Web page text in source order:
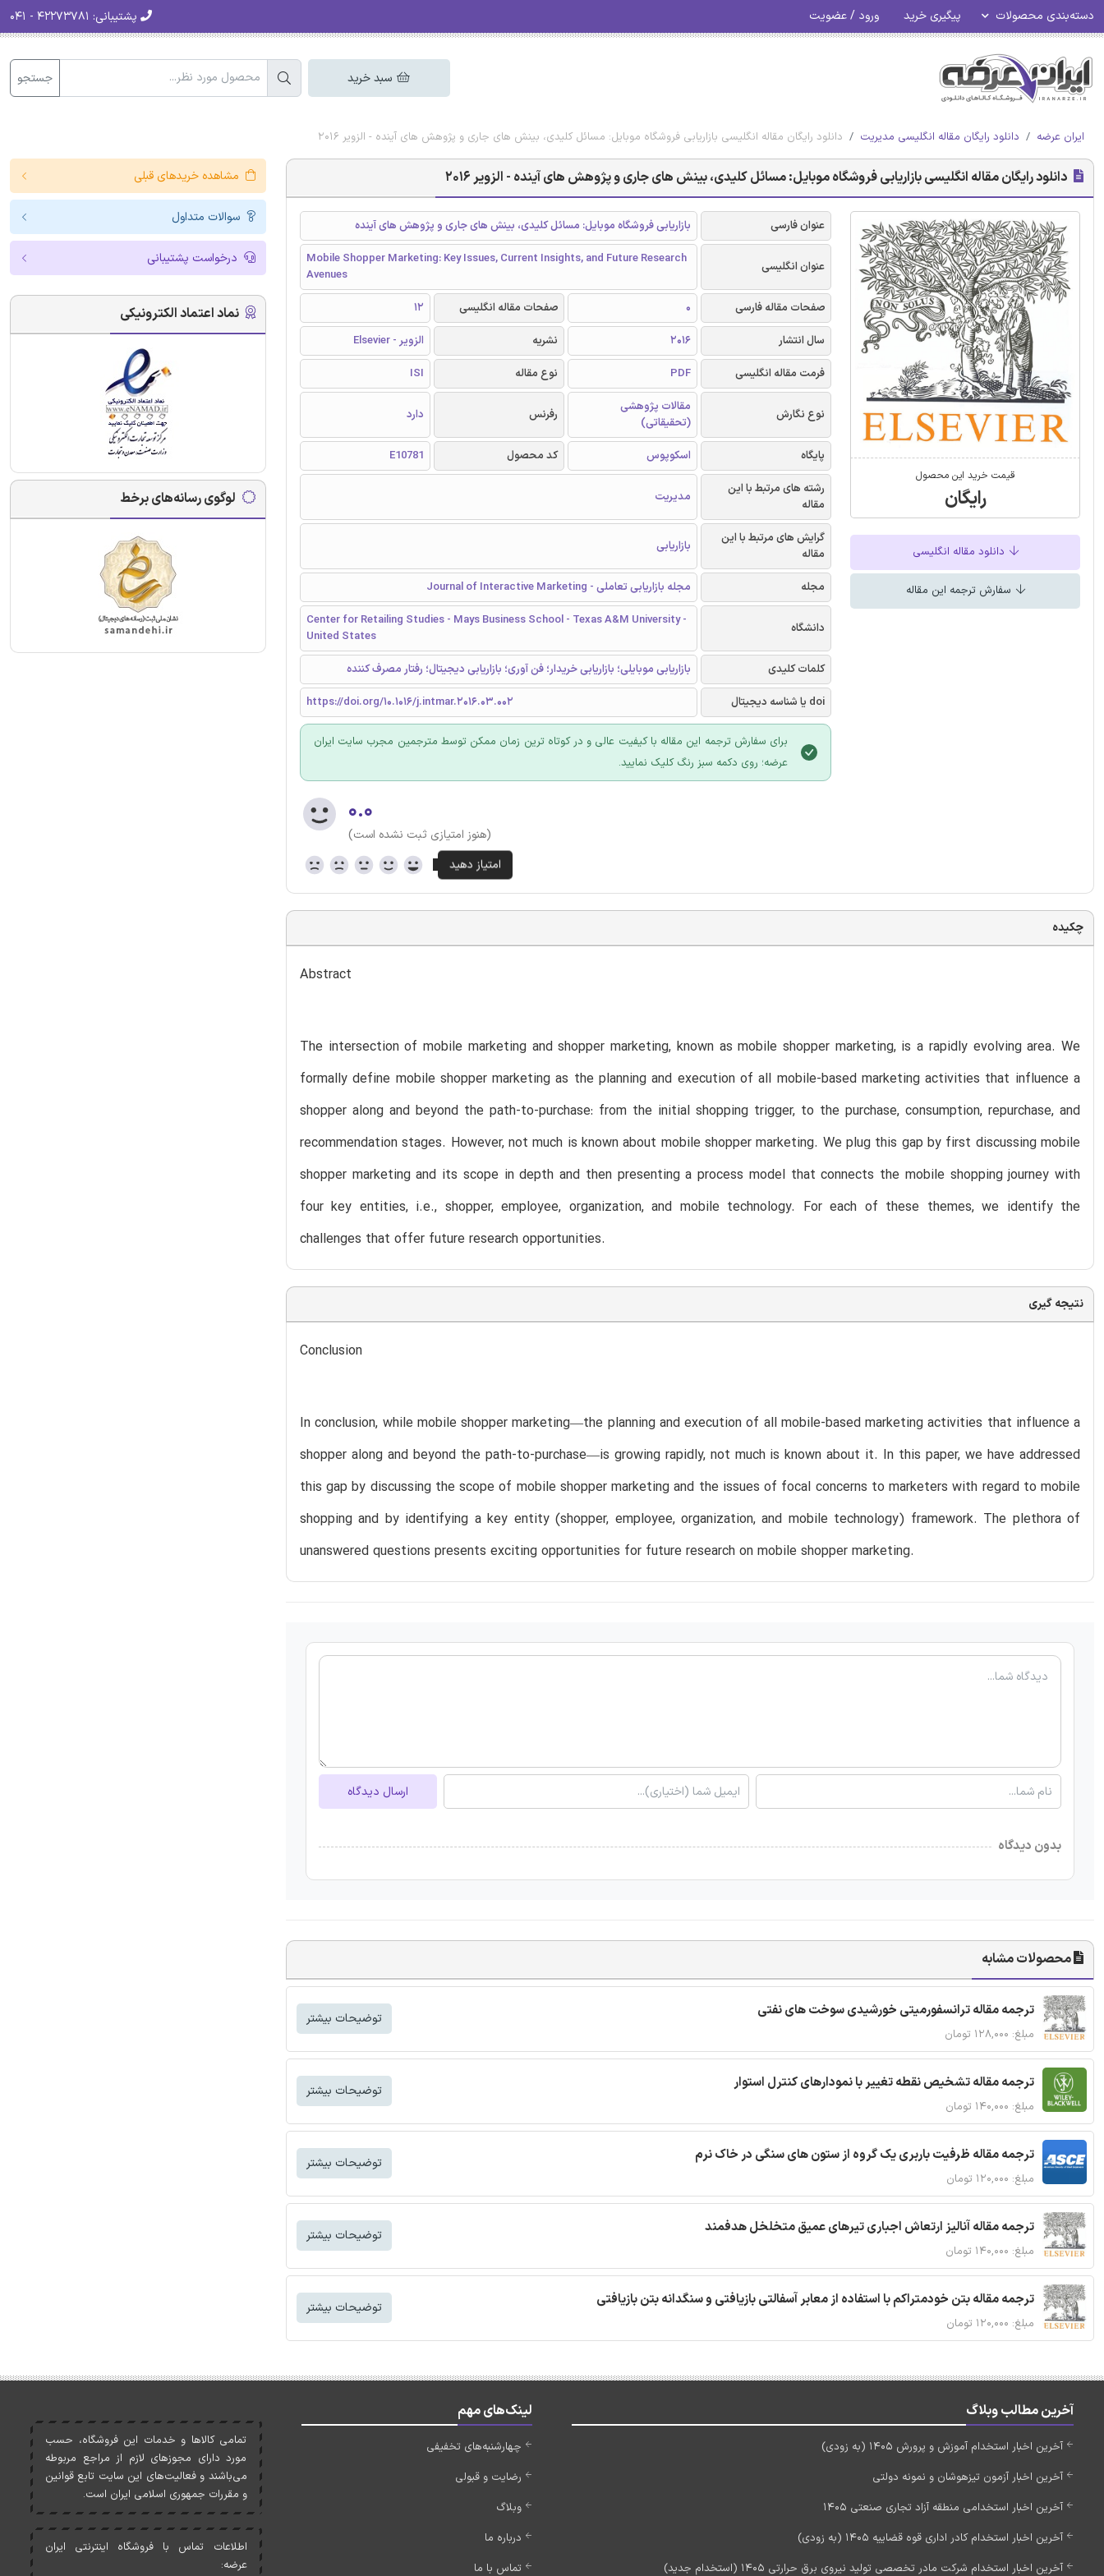
دسته‌بندی محصولات پیگیری خرید ورود / عضویت پشتیبانی:
سبد خرید جستجو
ایران عرضه دانلود رایگان مقاله انگلیسی مدیریت دانلود رایگان مقاله انگلیسی بازاریابی فروشگاه موبایل: مسائل کلیدی، بینش های جاری و پژوهش های آینده - الزویر 2016
دانلود رایگان مقاله انگلیسی بازاریابی فروشگاه موبایل: مسائل کلیدی، بینش های جاری و پژوهش های آینده - الزویر 2016
قیمت خرید این محصول
رایگان
دانلود مقاله انگلیسی
سفارش ترجمه این مقاله
عنوان فارسی بازاریابی فروشگاه موبایل: مسائل کلیدی، بینش های جاری و پژوهش های آینده
عنوان انگلیسی
Mobile Shopper Marketing: Key Issues, Current Insights, and Future Research
Avenues
صفحات مقاله فارسی
0 صفحات مقاله انگلیسی
12
سال انتشار
2016 نشریه
الزویر - Elsevier
فرمت مقاله انگلیسی
PDF نوع مقاله ISI
نوع نگارش
مقالات پژوهشی
(تحقیقاتی)
رفرنس دارد
پایگاه اسکوپوس کد محصول
E10781
رشته های مرتبط با این
مقاله
مدیریت
گرایش های مرتبط با این
مقاله
بازاریابی
مجله مجله بازاریابی تعاملی - Journal of Interactive Marketing
دانشگاه
Center for Retailing Studies - Mays Business School - Texas A&M University -
United States
کلمات کلیدی
بازاریابی موبایلی؛ بازاریابی خریدار؛ فن آوری؛ بازاریابی دیجیتال؛ رفتار مصرف کننده
doi یا شناسه دیجیتال
https://doi.org/10.1016/j.intmar.2016.03.002
برای سفارش ترجمه این مقاله با کیفیت عالی و در کوتاه ترین زمان ممکن توسط مترجمین مجرب سایت ایران
عرضه؛ روی دکمه سبز رنگ کلیک نمایید.
۰.۰
(هنوز امتیازی ثبت نشده است)
چکیده
Abstract
The intersection of mobile marketing and shopper marketing, known as mobile shopper marketing, is a rapidly evolving area. We
formally define mobile shopper marketing as the planning and execution of all mobile-based marketing activities that influence a
shopper along and beyond the path-to-purchase: from the initial shopping trigger, to the purchase, consumption, repurchase, and
recommendation stages. However, not much is known about mobile shopper marketing. We plug this gap by first discussing mobile
shopper marketing and its scope in depth and then presenting a process model that connects the mobile shopping journey with
four key entities, i.e., shopper, employee, organization, and mobile technology. For each of these themes, we identify the
challenges that offer future research opportunities.
نتیجه گیری
Conclusion
In conclusion, while mobile shopper marketing—the planning and execution of all mobile-based marketing activities that influence a
shopper along and beyond the path-to-purchase—is growing rapidly, not much is known about it. In this paper, we have addressed
this gap by discussing the scope of mobile shopper marketing and the issues of focal concerns to marketers with regard to mobile
shopping and by identifying a key entity (shopper, employee, organization, and mobile technology) framework. The plethora of
unanswered questions presents exciting opportunities for future research on mobile shopper marketing.
ارسال دیدگاه
بدون دیدگاه
محصولات مشابه
ترجمه مقاله ترانسفورمیتی خورشیدی سوخت های نفتی
مبلغ: ۱۲۸,۰۰۰ تومان
توضیحات بیشتر
ترجمه مقاله تشخیص نقطه تغییر با نمودارهای کنترل استوار
مبلغ: ۱۴۰,۰۰۰ تومان
توضیحات بیشتر
ترجمه مقاله ظرفیت باربری یک گروه از ستون های سنگی در خاک نرم
مبلغ: ۱۲۰,۰۰۰ تومان
توضیحات بیشتر
ترجمه مقاله آنالیز ارتعاش اجباری تیرهای عمیق متخلخل هدفمند
مبلغ: ۱۴۰,۰۰۰ تومان
توضیحات بیشتر
ترجمه مقاله بتن خودمتراکم با استفاده از معابر آسفالتی بازیافتی و سنگدانه بتن بازیافتی
مبلغ: ۱۲۰,۰۰۰ تومان
توضیحات بیشتر
مشاهده خریدهای قبلی
سوالات متداول
درخواست پشتیبانی
نماد اعتماد الکترونیکی
لوگوی رسانه‌های برخط
آخرین مطالب وبلاگ
آخرین اخبار استخدام آموزش و پرورش 1405 (به زودی)
آخرین اخبار آزمون تیزهوشان و نمونه دولتی
آخرین اخبار استخدامی منطقه آزاد تجاری صنعتی 1405
آخرین اخبار استخدام کادر اداری قوه قضاییه 1405 (به زودی)
آخرین اخبار استخدام شرکت مادر تخصصی تولید نیروی برق حرارتی 1405 (استخدام جدید)
لینک‌های مهم
چهارشنبه‌های تخفیفی
رضایت و قبولی
وبلاگ
درباره ما
تماس با ما
تمامی کالاها و خدمات اين فروشگاه، حسب
مورد دارای مجوزهای لازم از مراجع مربوطه
می‌باشند و فعاليت‌های اين سايت تابع قوانين
و مقررات جمهوری اسلامی ايران است.
اطلاعات تماس با فروشگاه اینترنتی ایران
عرضه: